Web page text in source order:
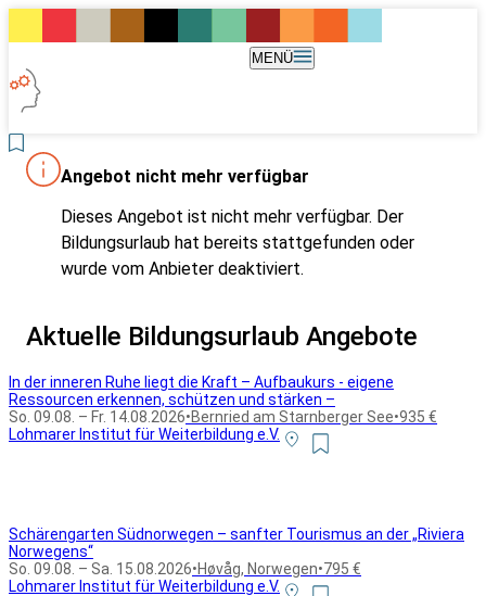
MENÜ
Angebot nicht mehr verfügbar
Dieses Angebot ist nicht mehr verfügbar. Der
Bildungsurlaub hat bereits stattgefunden oder
wurde vom Anbieter deaktiviert.
Aktuelle Bildungsurlaub Angebote
In der inneren Ruhe liegt die Kraft – Aufbaukurs - eigene
Ressourcen erkennen, schützen und stärken –
So. 09.08. – Fr. 14.08.2026•Bernried am Starnberger See•935 €
Lohmarer Institut für Weiterbildung e.V.
Schärengarten Südnorwegen – sanfter Tourismus an der „Riviera
Norwegens“
So. 09.08. – Sa. 15.08.2026•Høvåg, Norwegen•795 €
Lohmarer Institut für Weiterbildung e.V.